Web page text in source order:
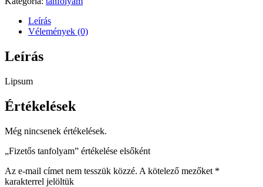
Leírás
Vélemények (0)
Leírás
Lipsum
Értékelések
Még nincsenek értékelések.
„Fizetős tanfolyam” értékelése elsőként
Az e-mail címet nem tesszük közzé. A kötelező mezőket *
karakterrel jelöltük